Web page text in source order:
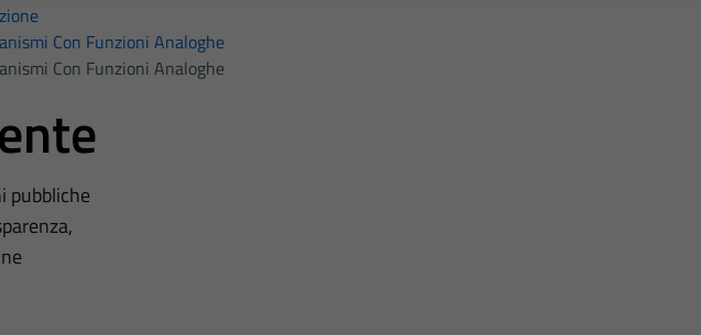
Con Funzioni Analoghe
Con Funzioni Analoghe
pubbliche